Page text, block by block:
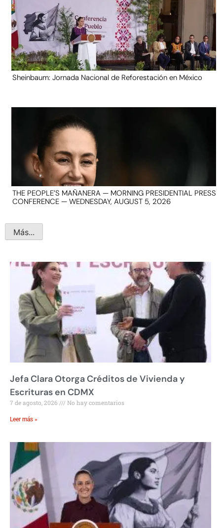
Sheinbaum: Jornada Nacional de Reforestación en México
THE PEOPLE’S MAÑANERA — MORNING PRESIDENTIAL PRESS
CONFERENCE — WEDNESDAY, AUGUST 5, 2026
Más...
Jefa Clara Otorga Créditos de Vivienda y
Escrituras en CDMX
7 de agosto, 2026 No hay comentarios
Leer más »